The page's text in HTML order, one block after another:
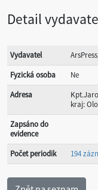
Detail
Vydavatel
Fyzická osoba
Ne
Adresa
kraj:
Zapsáno do
evidence
Počet periodik
194